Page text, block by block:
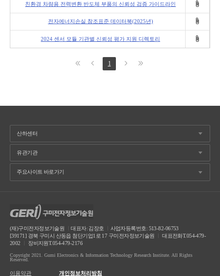
친환경 차량용 전력변환 반도체 부품의 신뢰성 검증 가이드라인
전자에너지손실 참조표준 데이터북(2025년)
2024 센서 모듈 기관별 신뢰성 평가 지원 디렉토리
1
(재)구미전자정보기술원 ㅣ대표자: 김장호
사업자등록번호: 513-82-06753
[39171] 경북 구미시 산동읍 첨단기업1로 17 구미전자정보기술원
대표전화T.054-479-
2002
장비지원T.054-479-2176
Copyright 2021. Gumi Electronics & Information Technology Research Institute. All Rights
Reserved.
이용약관 개인정보처리방침